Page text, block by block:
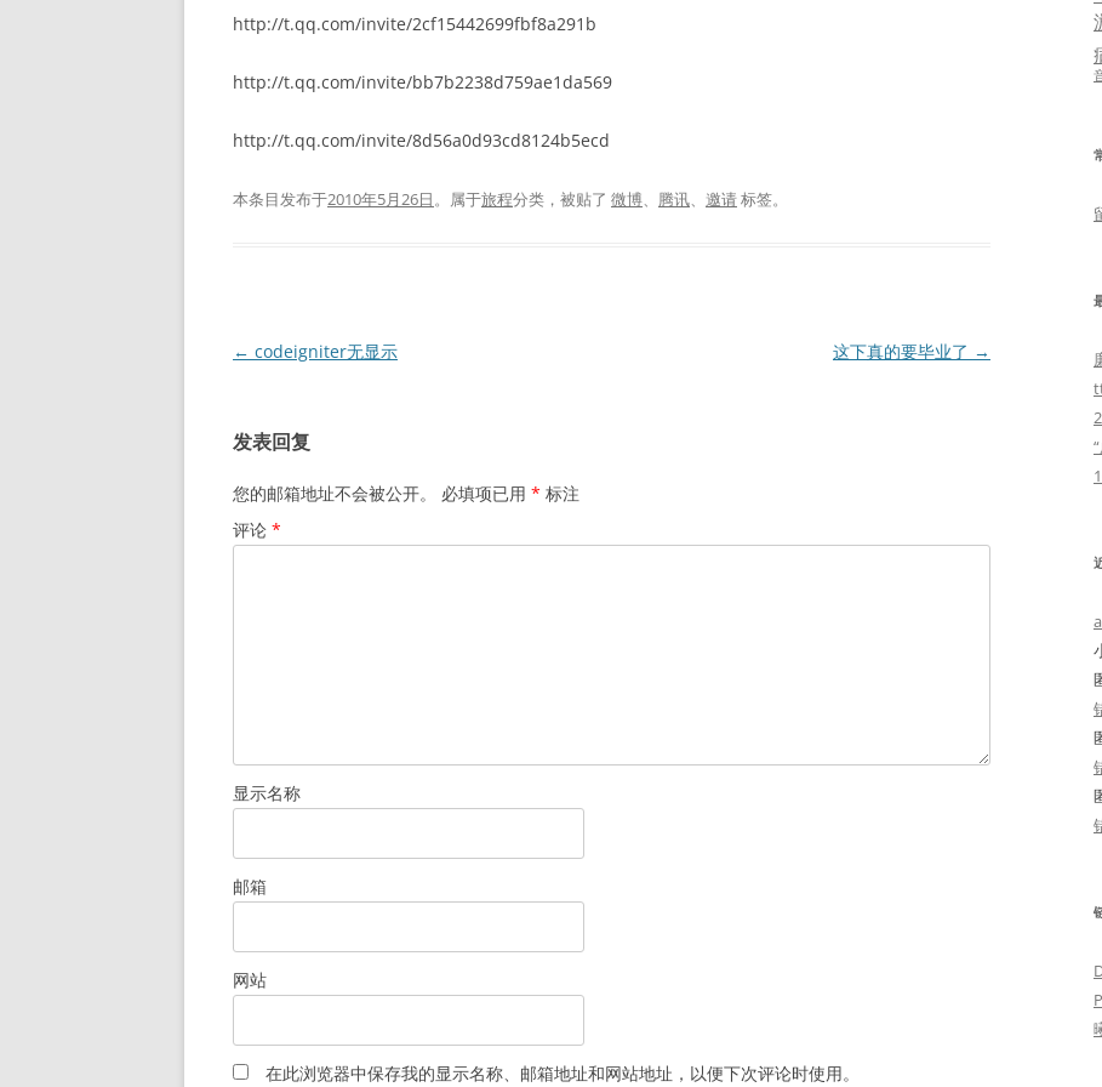
http://t.qq.com/invite/2cf15442699fbf8a291b
http://t.qq.com/invite/bb7b2238d759ae1da569
http://t.qq.com/invite/8d56a0d93cd8124b5ecd
本条目发布于2010年5月26日。属于旅程分类，被贴了 微博、 腾讯、 邀请标签。
文
航
← codeigniter无显示 这下真的要毕业了 →
发表回复
您的邮箱地址不会被公开。 必填项已用 * 标注
评论 *
显示名称
邮箱
网站
在此浏览器中保存我的显示名称、邮箱地址和网站地址，以便下次评论时使用。